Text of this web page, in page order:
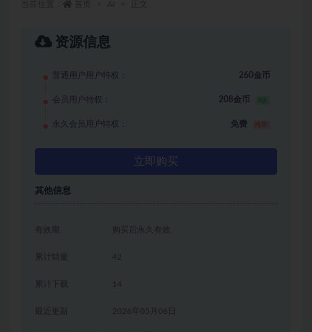
资源信息
普通用户用户特权： 260金币
会员用户特权： 208金币 8折
永久会员用户特权： 免费
立即购买
其他信息
有效期 购买后永久有效
累计销量 42
累计下载 14
2026年05月06日